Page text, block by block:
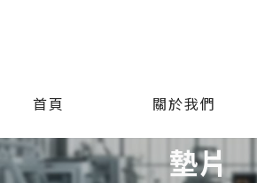
首頁 關於我們
墊片